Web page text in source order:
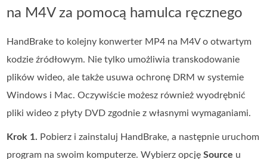
na M4V za pomocą hamulca ręcznego
HandBrake to kolejny konwerter MP4 na M4V o otwartym
kodzie źródłowym. Nie tylko umożliwia transkodowanie
plików wideo, ale także usuwa ochronę DRM w systemie
Windows i Mac. Oczywiście możesz również wyodrębnić
pliki wideo z płyty DVD zgodnie z własnymi wymaganiami.
Krok 1. Pobierz i zainstaluj HandBrake, a następnie uruchom
program na swoim komputerze. Wybierz opcjęSource u